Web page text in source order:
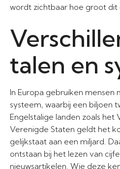
wordt zichtbaar hoe groot dit
talen en
In Europa gebruiken mensen
systeem, waarbij een biljoen
Engelstalige landen zoals het
Verenigde Staten geldt het
gelijkstaat aan een miljard.
ontstaan bij het lezen van
nieuwsartikelen. Wie deze